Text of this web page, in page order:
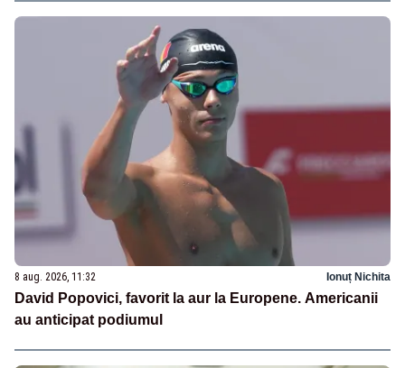
8 aug. 2026, 11:32 Ionuț Nichita
David Popovici, favorit la aur la Europene. Americanii
au anticipat podiumul